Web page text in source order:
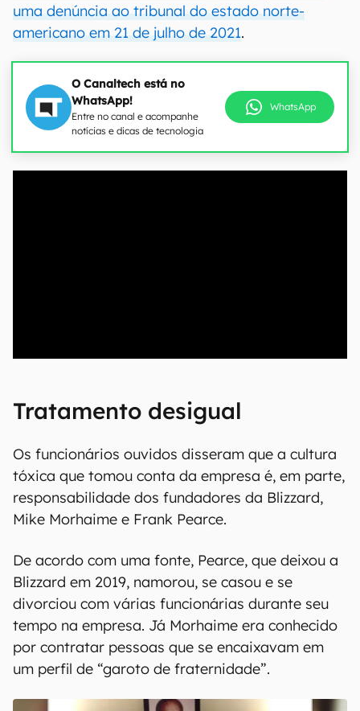
uma denúncia ao tribunal do estado norte-
americano em 21 de julho de 2021.
O Canaltech está no
WhatsApp!
Entre no canal e acompanhe
notícias e dicas de tecnologia
WhatsApp
Tratamento desigual
Os funcionários ouvidos disseram que a cultura
tóxica que tomou conta da empresa é, em parte,
responsabilidade dos fundadores da Blizzard,
Mike Morhaime e Frank Pearce.
De acordo com uma fonte, Pearce, que deixou a
Blizzard em 2019, namorou, se casou e se
divorciou com várias funcionárias durante seu
tempo na empresa. Já Morhaime era conhecido
por contratar pessoas que se encaixavam em
um perfil de “garoto de fraternidade”.